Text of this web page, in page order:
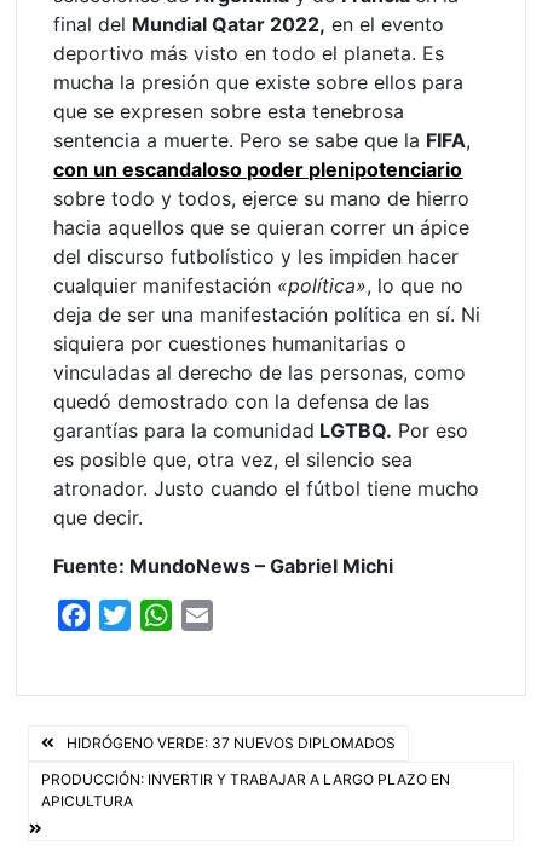
final del Mundial Qatar 2022, en el evento
deportivo más visto en todo el planeta. Es
mucha la presión que existe sobre ellos para
que se expresen sobre esta tenebrosa
sentencia a muerte. Pero se sabe que la FIFA,
con un escandaloso poder plenipotenciario
sobre todo y todos, ejerce su mano de hierro
hacia aquellos que se quieran correr un ápice
del discurso futbolístico y les impiden hacer
cualquier manifestación «política», lo que no
deja de ser una manifestación política en sí. Ni
siquiera por cuestiones humanitarias o
vinculadas al derecho de las personas, como
quedó demostrado con la defensa de las
garantías para la comunidad LGTBQ. Por eso
es posible que, otra vez, el silencio sea
atronador. Justo cuando el fútbol tiene mucho
que decir.
Fuente: MundoNews – Gabriel Michi
b
o
o
t
e
r
W
s
A
l
Navegación
de
entradas
HIDRÓGENO VERDE: 37 NUEVOS DIPLOMADOS
PRODUCCIÓN: INVERTIR Y TRABAJAR A LARGO PLAZO EN
APICULTURA